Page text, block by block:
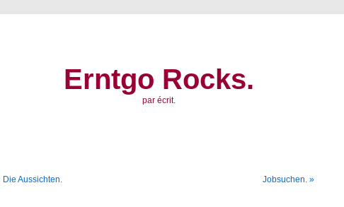
Erntgo Rocks.
par écrit.
Die Aussichten. Jobsuchen. »